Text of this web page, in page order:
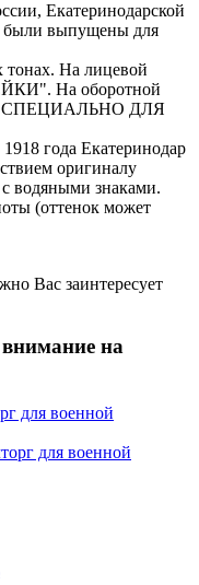
Екатеринодарской
были выпущены для
тонах. На лицевой
На оборотной
СПЕЦИАЛЬНО ДЛЯ
года Екатеринодар
оригиналу
водяными знаками.
(оттенок может
Вас заинтересует
на
для военной